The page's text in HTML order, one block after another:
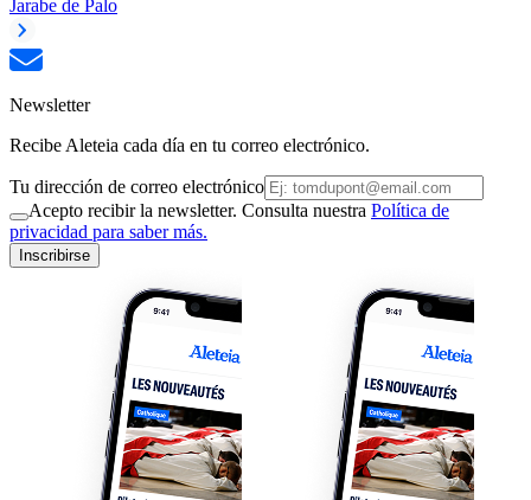
Jarabe de Palo
Newsletter
Recibe Aleteia cada día en tu correo electrónico.
Tu dirección de correo electrónico
Acepto recibir la newsletter. Consulta nuestra Política de
privacidad para saber más.
Inscribirse